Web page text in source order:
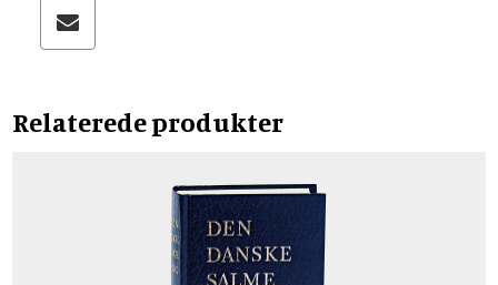
Relaterede produkter